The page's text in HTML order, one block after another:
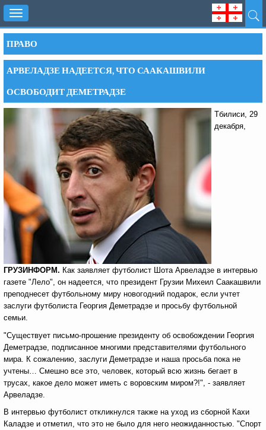
Toggle
navigation
ПРАВО
АРВЕЛАДЗЕ НАДЕЕТСЯ, ЧТО СААКАШВИЛИ
ОСВОБОДИТ ДЕМЕТРАДЗЕ
Тбилиси, 29
декабря,
ГРУЗИНФОРМ. Как заявляет футболист Шота Арвеладзе в интервью
газете "Лело", он надеется, что президент Грузии Михеил Саакашвили
преподнесет футбольному миру новогодний подарок, если учтет
заслуги футболиста Георгия Деметрадзе и просьбу футбольной
семьи.
"Существует письмо-прошение президенту об освобождении Георгия
Деметрадзе, подписанное многими представителями футбольного
мира. К сожалению, заслуги Деметрадзе и наша просьба пока не
учтены… Смешно все это, человек, который всю жизнь бегает в
трусах, какое дело может иметь с воровским миром?!", - заявляет
Арвеладзе.
В интервью футболист откликнулся также на уход из сборной Кахи
Каладзе и отметил, что это не было для него неожиданностью. "Спорт